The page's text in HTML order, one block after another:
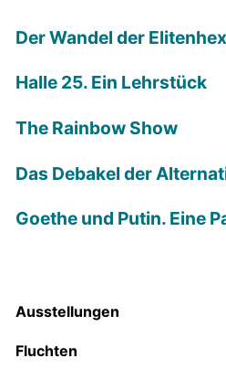
Der Wandel der
Halle 25. Ein Lehrstück
The Rainbow Show
Das Debakel der
Goethe und Putin. Eine
Ausstellungen
Fluchten